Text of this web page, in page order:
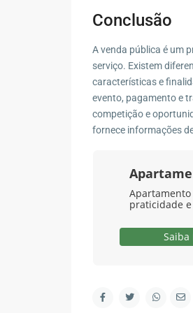
Conclusão
A venda pública é um
serviço. Existem
características e
evento, pagamento e
competição e
fornece informações
Apartamento
praticidade
Saiba
Contato
R. Marape, 130 -
(21) 98578-2335
(21) 98578-2335
Wagner Motta